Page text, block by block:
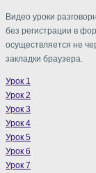
Видео уроки
без регистрации в
осуществляется не
закладки браузера.
Урок 1
Урок 2
Урок 3
Урок 4
Урок 5
Урок 6
Урок 7